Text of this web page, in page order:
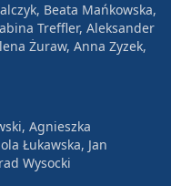
Beata Mańkowska,
Treffler, Aleksander
Żuraw, Anna Zyzek,
Agnieszka
Łukawska, Jan
Wysocki